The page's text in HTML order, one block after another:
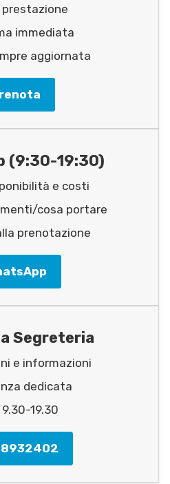
immediata
aggiornata
(9:30-19:30)
e costi
cosa portare
prenotazione
Segreteria
e informazioni
dedicata
19.30